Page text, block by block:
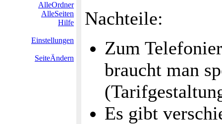
AlleOrdner
AlleSeiten
Hilfe
Einstellungen
SeiteÄndern
Nachteile:
Zum
braucht man
Es gibt